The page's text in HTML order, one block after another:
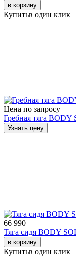
в корзину
Купитьв один клик
Цена по запросу
Гребная тяга
Узнать цену
66 990
Тяга сидя BODY
в корзину
Купитьв один клик